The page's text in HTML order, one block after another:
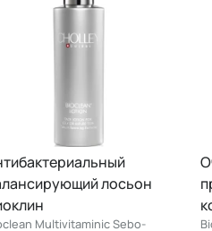
лосьон
Multivitaminic Sebo-